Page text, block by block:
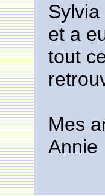
et a
tout
Mes
Annie